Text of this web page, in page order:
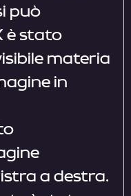
può
è stato
materia
in
a destra.